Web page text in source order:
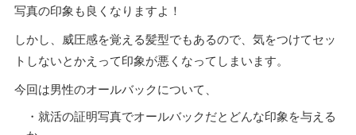
写真の印象も良くなりますよ！
しかし、威圧感を覚える髪型でもあるので、気をつけてセッ
トしないとかえって印象が悪くなってしまいます。
今回は男性のオールバックについて、
・就活の証明写真でオールバックだとどんな印象を与える